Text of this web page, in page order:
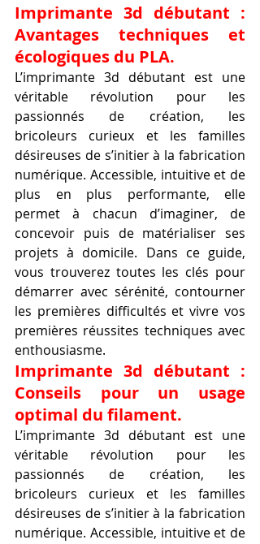
Imprimante 3d débutant :
Avantages techniques et
écologiques du PLA.
L’imprimante 3d débutant est une
véritable révolution pour les
passionnés de création, les
bricoleurs curieux et les familles
désireuses de s’initier à la fabrication
numérique. Accessible, intuitive et de
plus en plus performante, elle
permet à chacun d’imaginer, de
concevoir puis de matérialiser ses
projets à domicile. Dans ce guide,
vous trouverez toutes les clés pour
démarrer avec sérénité, contourner
les premières difficultés et vivre vos
premières réussites techniques avec
enthousiasme.
Imprimante 3d débutant :
Conseils pour un usage
optimal du filament.
L’imprimante 3d débutant est une
véritable révolution pour les
passionnés de création, les
bricoleurs curieux et les familles
désireuses de s’initier à la fabrication
numérique. Accessible, intuitive et de